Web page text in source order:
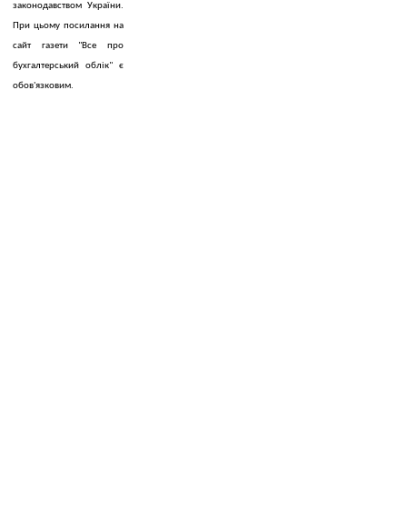
законодавством України.
При цьому посилання на
сайт газети "Все про
бухгалтерський облік" є
обов'язковим.